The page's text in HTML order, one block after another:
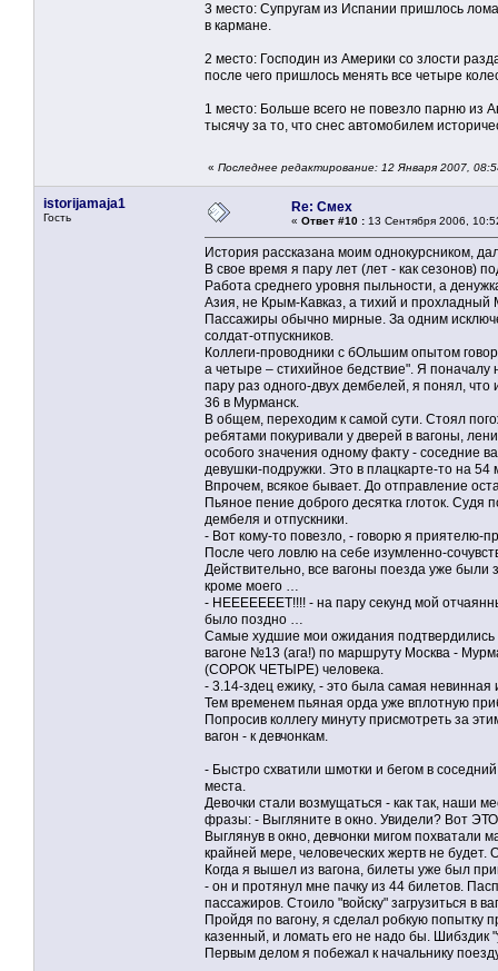
3 место: Супругам из Испании пришлось
в кармане.
2 место: Господин из Америки со злости
после чего пришлось менять все четыре
1 место: Больше всего не повезло парню из
тысячу за то, что снес автомобилем
« Последнее редактирование: 12 Января 2007,
istorijamaja1
Гость
Re: Смех
« Ответ #10 : 13 Сентября 2006,
История рассказана моим однокурсником,
В свое время я пару лет (лет - как сезонов)
Работа среднего уровня пыльности, а
Азия, не Крым-Кавказ, а тихий и прохладный
Пассажиры обычно мирные. За одним
солдат-отпускников.
Коллеги-проводники с бОльшим опытом
а четыре – стихийное бедствие". Я
пару раз одного-двух дембелей, я понял,
36 в Мурманск.
В общем, переходим к самой сути. Стоял
ребятами покуривали у дверей в вагоны,
особого значения одному факту - соседние
девушки-подружки. Это в плацкарте-то на 54
Впрочем, всякое бывает. До отправление
Пьяное пение доброго десятка глоток.
дембеля и отпускники.
- Вот кому-то повезло, - говорю я приятелю-
После чего ловлю на себе изумленно-
Действительно, все вагоны поезда уже были
кроме моего …
- НЕЕЕЕЕЕЕТ!!!! - на пару секунд мой
было поздно …
Самые худшие мои ожидания подтвердились
вагоне №13 (ага!) по маршруту Москва -
(СОРОК ЧЕТЫРЕ) человека.
- 3.14-здец ежику, - это была самая
Тем временем пьяная орда уже вплотную
Попросив коллегу минуту присмотреть за
вагон - к девчонкам.
- Быстро схватили шмотки и бегом в
места.
Девочки стали возмущаться - как так, наши
фразы: - Выгляните в окно. Увидели? Вот
Выглянув в окно, девчонки мигом похватали
крайней мере, человеческих жертв не
Когда я вышел из вагона, билеты уже был
- он и протянул мне пачку из 44 билетов.
пассажиров. Стоило "войску" загрузиться в
Пройдя по вагону, я сделал робкую попытку
казенный, и ломать его не надо бы.
Первым делом я побежал к начальнику